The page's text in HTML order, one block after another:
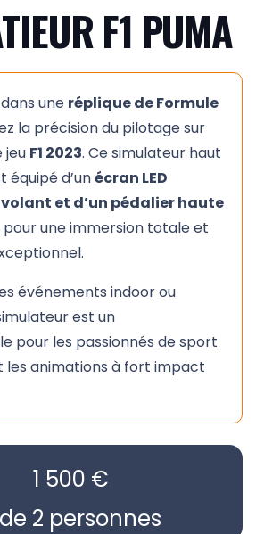
F1 PUMA
une réplique de Formule
la précision du pilotage sur
jeu F1 2023. Ce simulateur haut
équipé d’unécran LED
volant et d’un pédalier haute
pour une immersion totale et
événements indoor ou
est un
pour les passionnés de sport
les animations à fort impact
1 500 €
2 personnes